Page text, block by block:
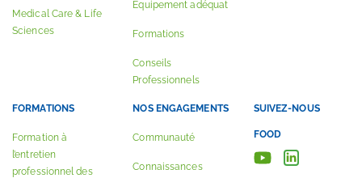
Medical Care & Life
Sciences
Équipement adéquat
Formations
Conseils
Professionnels
FORMATIONS
Formation à
l’entretien
professionnel des
NOS ENGAGEMENTS
Communauté
Connaissances
SUIVEZ-NOUS
FOOD